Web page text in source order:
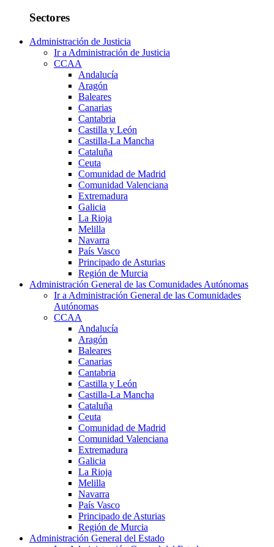
Sectores
Administración de Justicia
Ir a Administración de Justicia
CCAA
Andalucía
Aragón
Baleares
Canarias
Cantabria
Castilla y León
Castilla-La Mancha
Cataluña
Ceuta
Comunidad de Madrid
Comunidad Valenciana
Extremadura
Galicia
La Rioja
Melilla
Navarra
País Vasco
Principado de Asturias
Región de Murcia
Administración General de las Comunidades Autónomas
Ir a Administración General de las Comunidades
Autónomas
CCAA
Andalucía
Aragón
Baleares
Canarias
Cantabria
Castilla y León
Castilla-La Mancha
Cataluña
Ceuta
Comunidad de Madrid
Comunidad Valenciana
Extremadura
Galicia
La Rioja
Melilla
Navarra
País Vasco
Principado de Asturias
Región de Murcia
Administración General del Estado